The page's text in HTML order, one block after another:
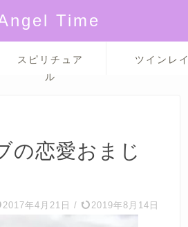
Time
スピリチュア
ル
ツインレイ
の恋愛おまじ
2017年4月21日 / 2019年8月14日